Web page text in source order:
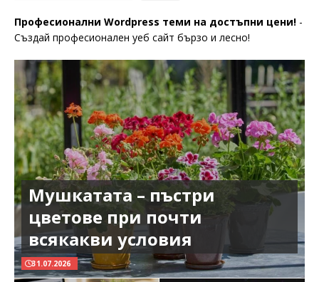
Професионални Wordpress теми на достъпни цени! -
Създай професионален уеб сайт бързо и лесно!
Мушкатата – пъстри
цветове при почти
всякакви условия
31.07.2026